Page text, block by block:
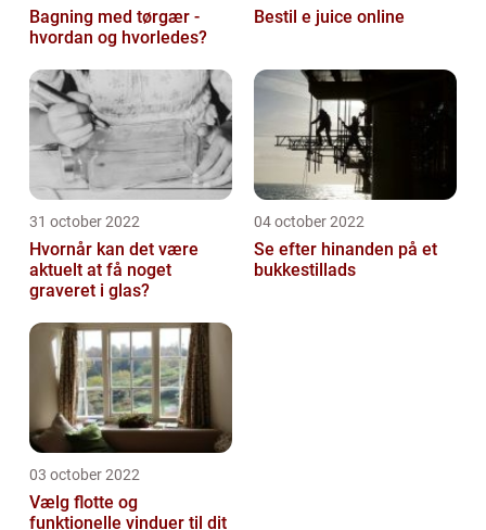
Bagning med tørgær -
hvordan og hvorledes?
Bestil e juice online
31 october 2022
Hvornår kan det være
aktuelt at få noget
graveret i glas?
04 october 2022
Se efter hinanden på et
bukkestillads
03 october 2022
Vælg flotte og
funktionelle vinduer til dit